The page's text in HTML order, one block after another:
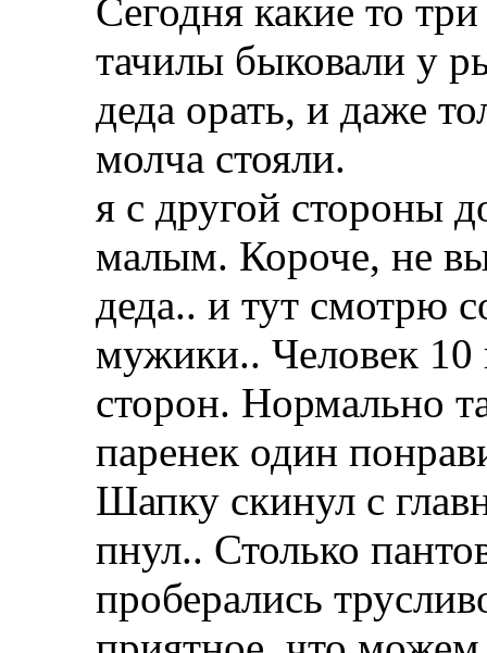
Сегодня какие то
тачилы быковали у
деда орать, и даже
молча стояли.
я с другой стороны
малым. Короче, не
деда.. и тут смотрю
мужики.. Человек 10
сторон. Нормально
паренек один
Шапку скинул с
пнул.. Столько
проберались